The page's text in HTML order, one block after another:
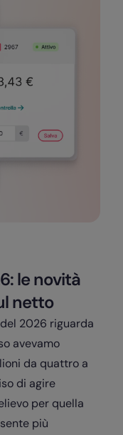
le novità
netto
2026 riguarda
avevamo
da quattro a
di agire
per quella
più